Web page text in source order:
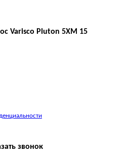
Varisco Pluton 5XM 15
звонок